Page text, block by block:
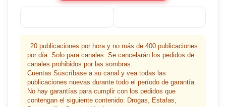
20 publicaciones por hora y no más de 400 publicaciones
por día. Solo para canales. Se cancelarán los pedidos de
canales prohibidos por las sombras.
Cuentas Suscríbase a su canal y vea todas las
publicaciones nuevas durante todo el período de garantía.
No hay garantías para cumplir con los pedidos que
contengan el siguiente contenido: Drogas, Estafas,